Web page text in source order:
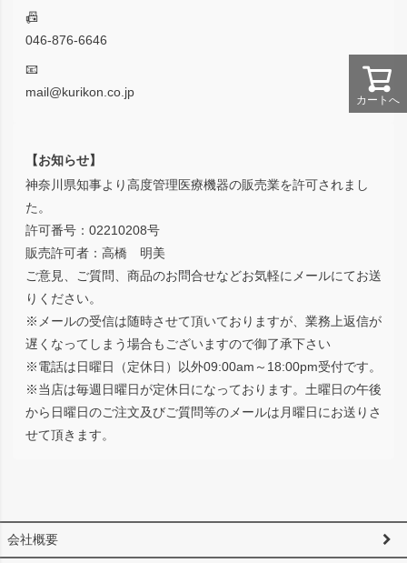
カートへ
📠
046-876-6646
📧
mail@kurikon.co.jp
【お知らせ】
神奈川県知事より高度管理医療機器の販売業を許可されまし
た。
許可番号：02210208号
販売許可者：高橋 明美
ご意見、ご質問、商品のお問合せなどお気軽にメールにてお送
りください。
※メールの受信は随時させて頂いておりますが、業務上返信が
遅くなってしまう場合もございますので御了承下さい
※電話は日曜日（定休日）以外09:00am～18:00pm受付です。
※当店は毎週日曜日が定休日になっております。土曜日の午後
から日曜日のご注文及びご質問等のメールは月曜日にお送りさ
せて頂きます。
会社概要